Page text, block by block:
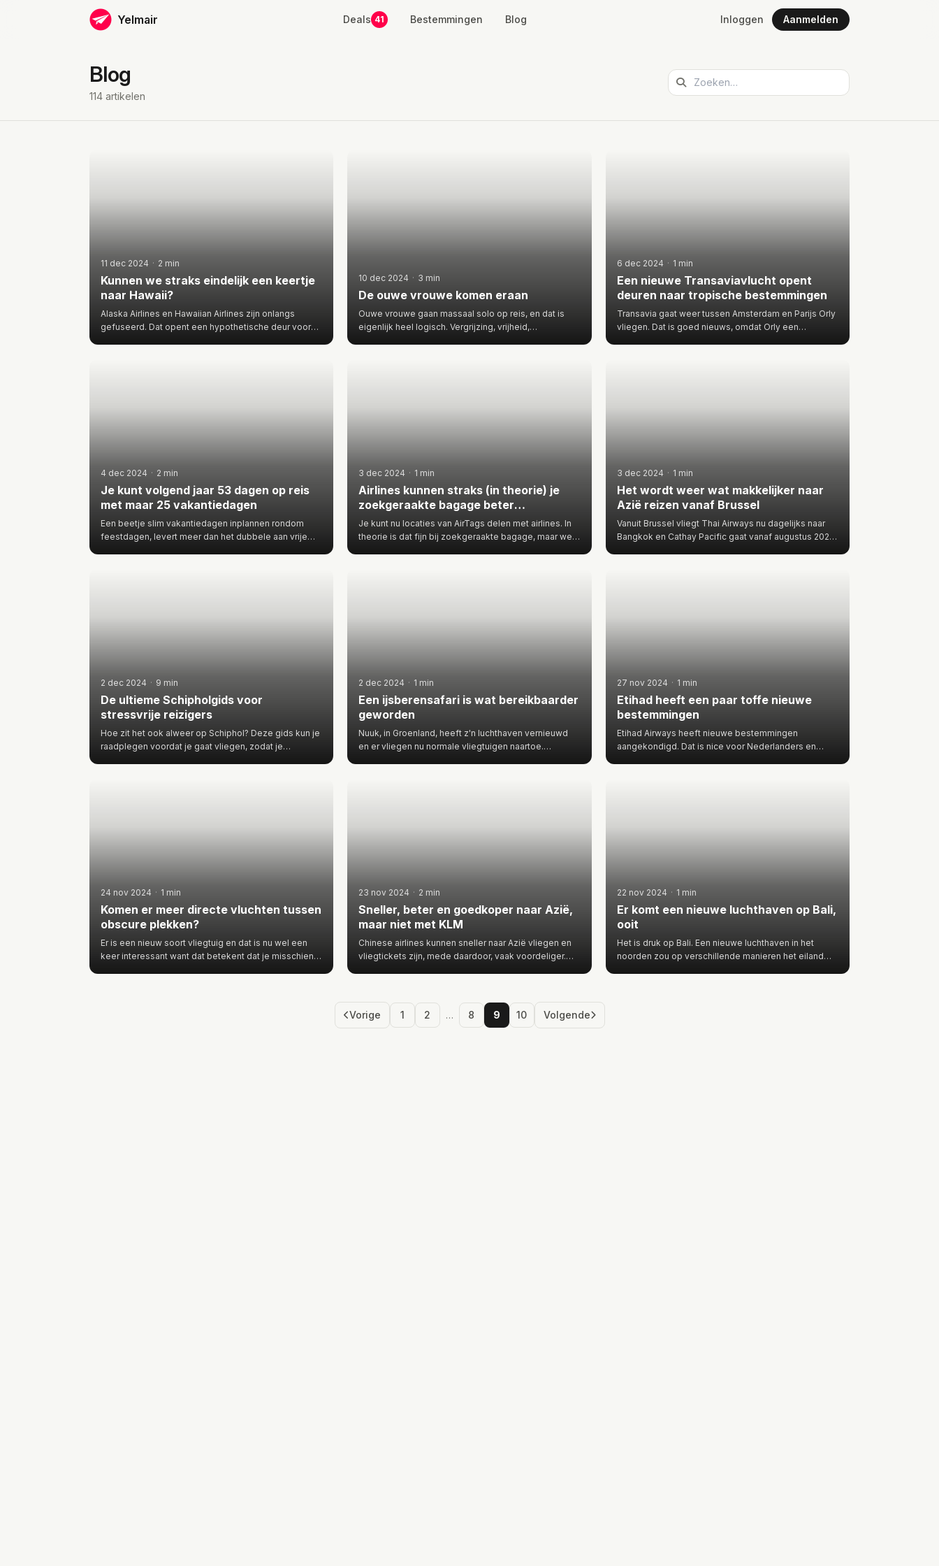
Yelmair Deals 41 Bestemmingen Blog Inloggen Aanmelden
Blog
114 artikelen
11 dec 2024 · 2 min
Kunnen we straks eindelijk een keertje
naar Hawaii?
Alaska Airlines en Hawaiian Airlines zijn onlangs
gefuseerd. Dat opent een hypothetische deur voor
10 dec 2024 · 3 min
De ouwe vrouwe komen eraan
Ouwe vrouwe gaan massaal solo op reis, en dat is
eigenlijk heel logisch. Vergrijzing, vrijheid,
6 dec 2024 · 1 min
Een nieuwe Transaviavlucht opent
deuren naar tropische bestemmingen
Transavia gaat weer tussen Amsterdam en Parijs Orly
vliegen. Dat is goed nieuws, omdat Orly een
4 dec 2024 · 2 min
Je kunt volgend jaar 53 dagen op reis
met maar 25 vakantiedagen
Een beetje slim vakantiedagen inplannen rondom
feestdagen, levert meer dan het dubbele aan vrije
3 dec 2024 · 1 min
Airlines kunnen straks (in theorie) je
zoekgeraakte bagage beter
terugvinden
Je kunt nu locaties van AirTags delen met airlines. In
theorie is dat fijn bij zoekgeraakte bagage, maar we
3 dec 2024 · 1 min
Het wordt weer wat makkelijker naar
Azië reizen vanaf Brussel
Vanuit Brussel vliegt Thai Airways nu dagelijks naar
Bangkok en Cathay Pacific gaat vanaf augustus 2025
2 dec 2024 · 9 min
De ultieme Schipholgids voor
stressvrije reizigers
Hoe zit het ook alweer op Schiphol? Deze gids kun je
raadplegen voordat je gaat vliegen, zodat je
2 dec 2024 · 1 min
Een ijsberensafari is wat bereikbaarder
geworden
Nuuk, in Groenland, heeft z'n luchthaven vernieuwd
en er vliegen nu normale vliegtuigen naartoe.
27 nov 2024 · 1 min
Etihad heeft een paar toffe nieuwe
bestemmingen
Etihad Airways heeft nieuwe bestemmingen
aangekondigd. Dat is nice voor Nederlanders en
24 nov 2024 · 1 min
Komen er meer directe vluchten tussen
obscure plekken?
Er is een nieuw soort vliegtuig en dat is nu wel een
keer interessant want dat betekent dat je misschien
23 nov 2024 · 2 min
Sneller, beter en goedkoper naar Azië,
maar niet met KLM
Chinese airlines kunnen sneller naar Azië vliegen en
vliegtickets zijn, mede daardoor, vaak voordeliger.
22 nov 2024 · 1 min
Er komt een nieuwe luchthaven op Bali,
ooit
Het is druk op Bali. Een nieuwe luchthaven in het
noorden zou op verschillende manieren het eiland
Vorige 1 2 … 8 9 10 Volgende